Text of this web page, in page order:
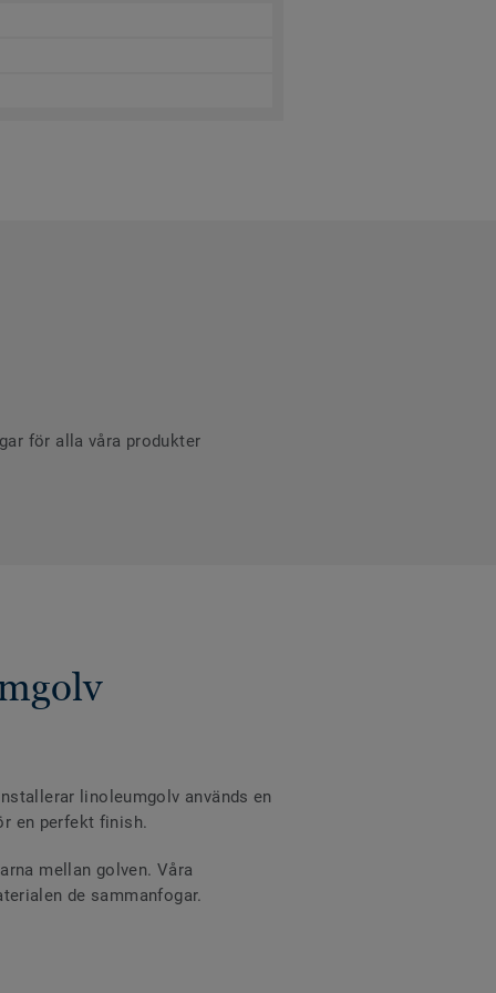
för alla våra produkter
linoleumgolv används en
en perfekt finish.
mellan golven. Våra
de sammanfogar.